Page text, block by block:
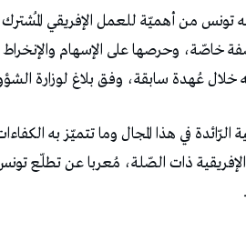
تونس من أهميّة للعمل الإفريقي
خاصّة، وحرصها على الإسهام والإنخراط
خلال عُهدة سابقة، وفق بلاغ لوزارة
الرّائدة في هذا المجال وما تتميّز به
ذات الصّلة، مُعربا عن تطلّع تونس